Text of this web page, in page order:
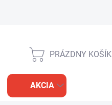
NÁKUPNÝ
PRÁZDNY KOŠÍK
AKCIA